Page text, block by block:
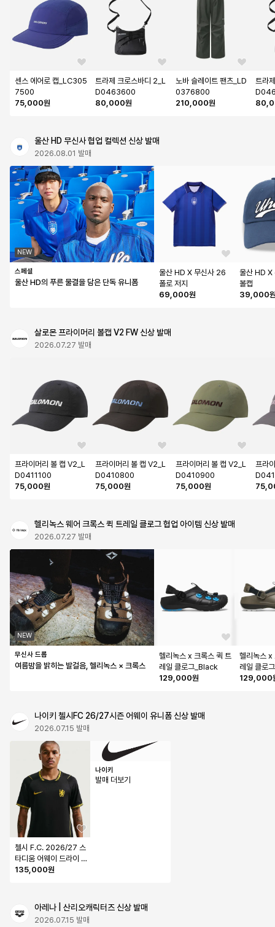
센스 에어로 캡_LC305
7500
75,000원
트라제 크로스바디 2_L
D0463600
80,000원
노바 슬레이트 팬츠_LD
0376800
210,000원
트라
울산 HD 무신사 협업 컬렉션 신상 발매
2026.08.01 발매
NEW
스페셜
울산 HD의 푸른 물결을 담은 단독 유니폼
울산 HD X 무신사 26
폴로 저지
69,000원
울산 HD
볼캡
39,000
살로몬 프라이머리 볼캡 V2 FW 신상 발매
2026.07.27 발매
프라이머리 볼 캡 V2_L
D0411100
75,000원
프라이머리 볼 캡 V2_L
D0410800
75,000원
프라이머리 볼 캡 V2_L
D0410900
75,000원
프라
헬리녹스 웨어 크록스 퀵 트레일 클로그 협업 아이템 신상 발매
2026.07.27 발매
NEW
무신사 드롭
여름밤을 밝히는 발걸음, 헬리녹스 × 크록스
헬리녹스 x 크록스 퀵 트
레일 클로그_Black
129,000원
헬리녹스 x
레일 클로
129,000
나이키 첼시FC 26/27시즌 어웨이 유니폼 신상 발매
2026.07.15 발매
첼시 F.C. 2026/27 스
타디움 어웨이 드라이
핏 축구 레플리카 저지
135,000원
나이키
발매 더보기
아레나 | 산리오캐릭터즈 신상 발매
2026.07.15 발매